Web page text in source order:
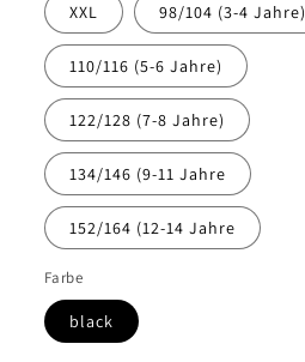
XXL 98/104 (3-4 Jahre)
110/116 (5-6 Jahre)
122/128 (7-8 Jahre)
134/146 (9-11 Jahre
152/164 (12-14 Jahre
Farbe
black